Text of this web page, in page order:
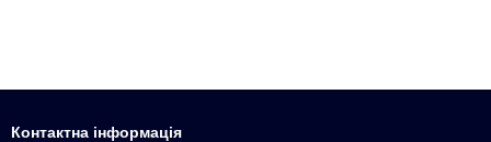
Контактна інформація